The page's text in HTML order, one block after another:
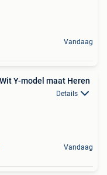
Vandaag
Suitable Bretel Wit Y-model maat Heren
Details
Vandaag